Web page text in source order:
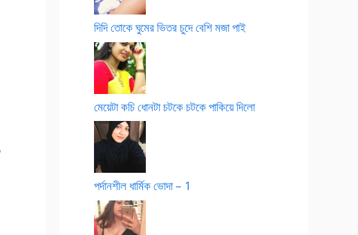
দিদি তোকে ঘুমের ভিতর চুদে বেশি মজা পাই
মেয়েটা কচি ধোনটা চটকে চটকে পাকিয়ে দিলো
পর্দানশীল ধার্মিক ভোদা – 1